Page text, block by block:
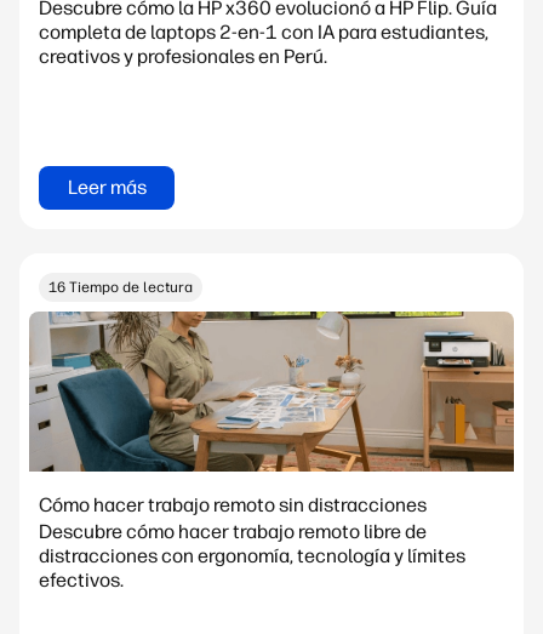
Descubre cómo la HP x360 evolucionó a HP Flip. Guía
completa de laptops 2-en-1 con IA para estudiantes,
creativos y profesionales en Perú.
Leer más
16 Tiempo de lectura
Cómo hacer trabajo remoto sin distracciones
Descubre cómo hacer trabajo remoto libre de
distracciones con ergonomía, tecnología y límites
efectivos.